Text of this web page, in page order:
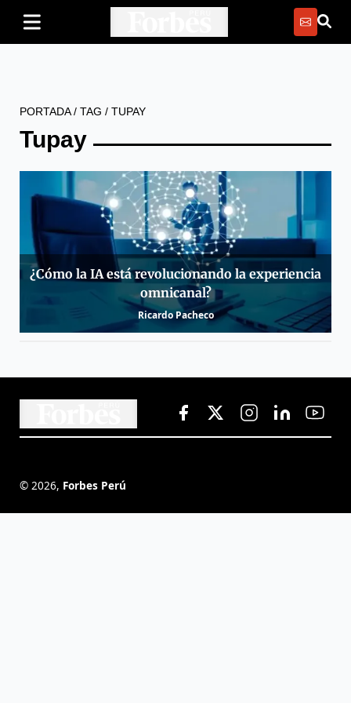
PORTADA/ TAG / TUPAY
Tupay
¿Cómo la IA está revolucionando la experiencia
omnicanal?
Ricardo Pacheco
© 2026, Forbes Perú